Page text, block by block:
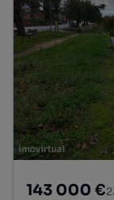
143 000 €